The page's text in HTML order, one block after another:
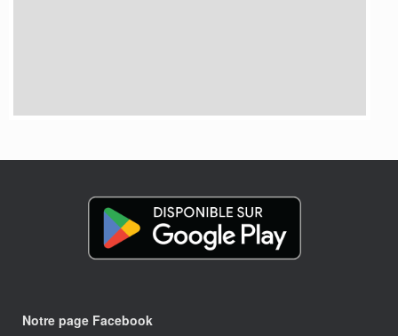
Notre page Facebook